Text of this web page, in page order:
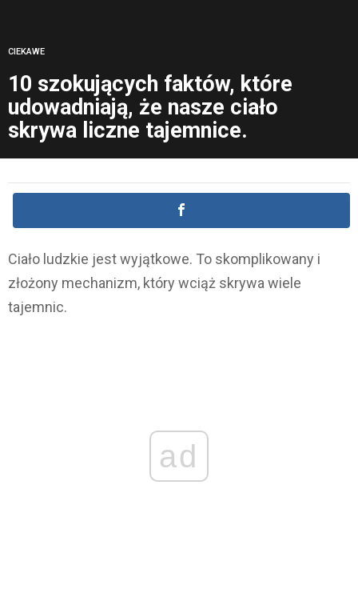
CIEKAWE
10 szokujących faktów, które
udowadniają, że nasze ciało
skrywa liczne tajemnice.
Ciało ludzkie jest wyjątkowe. To skomplikowany i
złożony mechanizm, który wciąż skrywa wiele
tajemnic.
ad